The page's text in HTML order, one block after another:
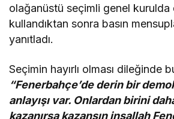
olağanüstü seçimli genel kurulda
kullandıktan sonra basın
yanıtladı.
Seçimin hayırlı olması dileğinde
“Fenerbahçe’de derin bir
anlayışı var. Onlardan birini
kazanırsa kazansın inşallah